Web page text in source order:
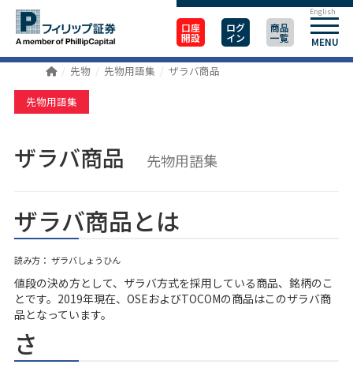
口座
開設
ログ
イン
商品
一覧 MENU
English
先物 先物用語集 ザラバ商品
先物用語集
ザラバ商品 先物用語集
ザラバ商品とは
読み方： ザラバしょうひん
値段の決め方として、ザラバ方式を採用している商品、銘柄のこ
とです。2019年現在、OSEおよびTOCOMの商品はこのザラバ商
品となっています。
さ